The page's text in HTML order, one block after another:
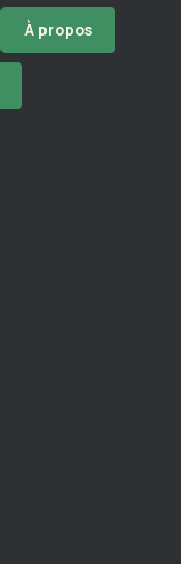
À propos